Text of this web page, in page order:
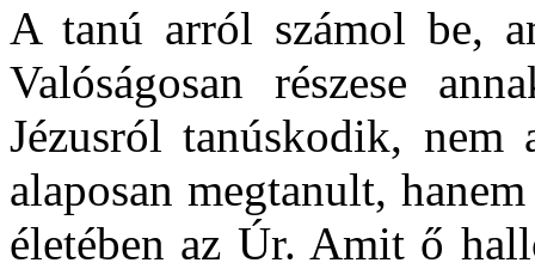
A tanú arról számol be,
Valóságosan részese
Jézusról tanúskodik,
alaposan megtanult,
életében az Úr. Amit ő